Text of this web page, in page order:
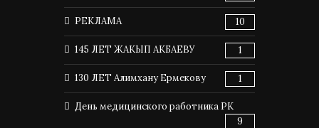
РЕКЛАМА 10
145 ЛЕТ ЖАКЫП АКБАЕВУ 1
130 ЛЕТ Алимхану Ермекову 1
День медицинского работника РК
9